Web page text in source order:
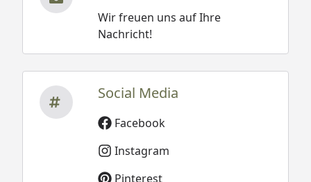
Wir freuen uns auf Ihre
Nachricht!
Social Media
Facebook
Instagram
Pinterest